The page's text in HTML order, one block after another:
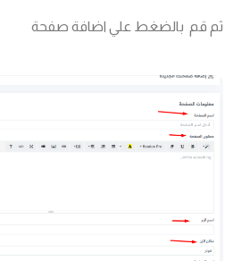
ثم قم بالضغط علي اضافة صفحة